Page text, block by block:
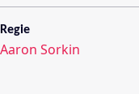
Regie
Aaron Sorkin